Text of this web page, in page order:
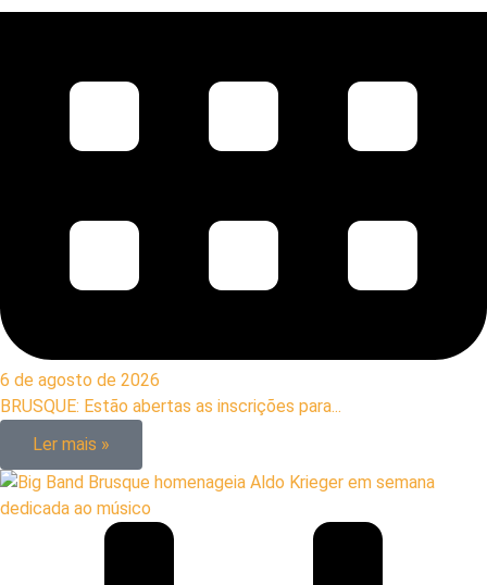
6 de agosto de 2026
BRUSQUE: Estão abertas as inscrições para...
Ler mais »